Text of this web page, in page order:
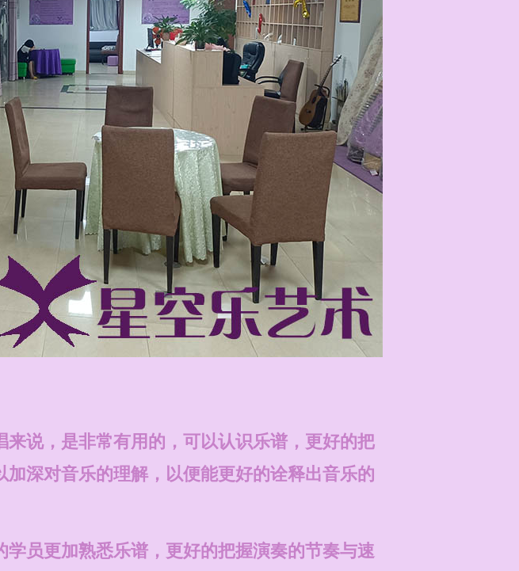
说，是非常有用的，可以认识乐谱，更好的把
深对音乐的理解，以便能更好的诠释出音乐的
员更加熟悉乐谱，更好的把握演奏的节奏与速